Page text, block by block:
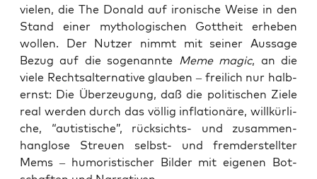
vie­len, die The Donald auf iro­ni­sche Wei­se in den
Stand einer mytho­lo­gi­schen Gott­heit erhe­ben
wol­len. Der Nut­zer nimmt mit sei­ner Aus­sa­ge
Bezug auf die soge­nann­te Meme magic, an die
vie­le Rechts­al­ter­na­ti­ve glau­ben – frei­lich nur halb­
ernst: Die Über­zeu­gung, daß die poli­ti­schen Zie­le
real wer­den durch das völ­lig infla­tio­nä­re, will­kür­li­
che, “autis­ti­sche”, rück­sichts- und zusam­men­
hang­lo­se Streu­en selbst- und frem­derstell­ter
Mems – humo­ris­ti­scher Bil­der mit eige­nen Bot­